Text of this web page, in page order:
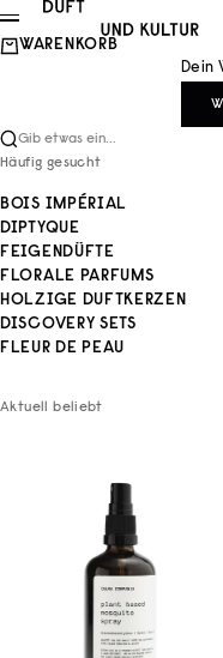
Zum Inhalt springen
Duft und Kultur
Menü
WARENKORB
Dein
Gib etwas ein...
Häufig gesucht
BOIS IMPÉRIAL
DIPTYQUE
FEIGENDÜFTE
FLORALE PARFUMS
HOLZIGE DUFTKERZEN
DISCOVERY SETS
FLEUR DE PEAU
Aktuell beliebt